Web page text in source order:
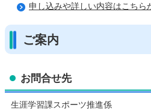
申し込みや詳しい内容はこちら
ご案内
お問合せ先
生涯学習課スポーツ推進係